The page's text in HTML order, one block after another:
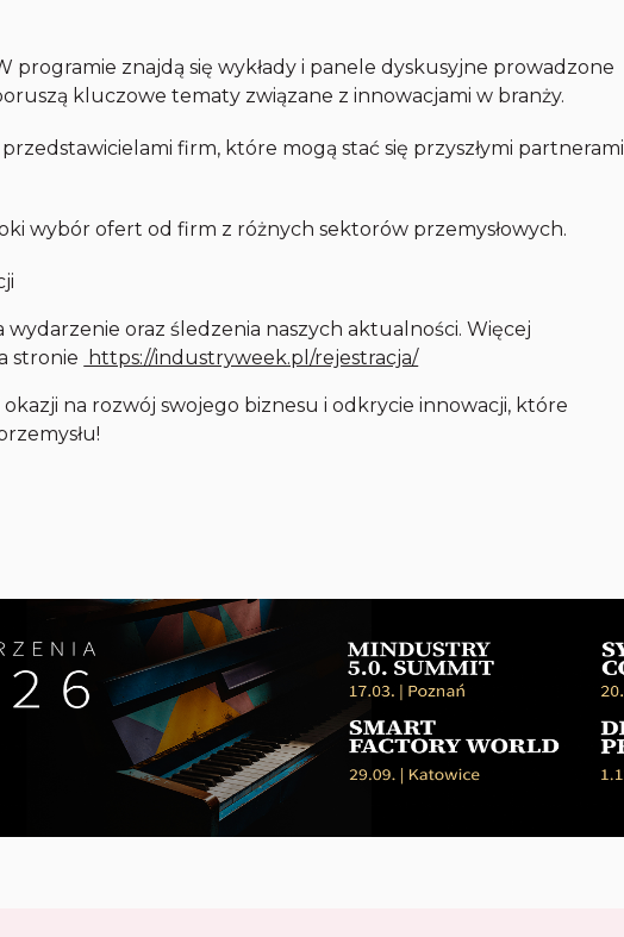
programie znajdą się wykłady i panele dyskusyjne prowadzone
kluczowe tematy związane z innowacjami w branży.
firm, które mogą stać się przyszłymi partnerami
wybór ofert od firm z różnych sektorów przemysłowych.
wydarzenie oraz śledzenia naszych aktualności. Więcej
stronie
https://industryweek.pl/rejestracja/
na rozwój swojego biznesu i odkrycie innowacji, które